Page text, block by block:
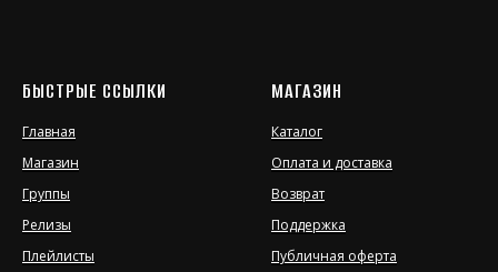
БЫСТРЫЕ ССЫЛКИ
Главная
Магазин
Группы
Релизы
Плейлисты
МАГАЗИН
Каталог
Оплата и доставка
Возврат
Поддержка
Публичная оферта